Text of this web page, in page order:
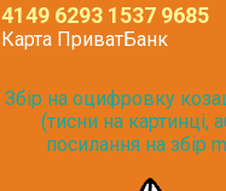
4149 6293 1537 9685
Карта ПриватБанк
Збір на оцифровку
(тисни на картинці,
посилання на збір